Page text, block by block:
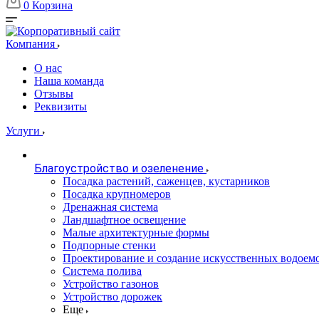
0 Корзина
Компания
О нас
Наша команда
Отзывы
Реквизиты
Услуги
Благоустройство и озеленение
Посадка растений, саженцев, кустарников
Посадка крупномеров
Дренажная система
Ландшафтное освещение
Малые архитектурные формы
Подпорные стенки
Проектирование и создание искусственных
Система полива
Устройство газонов
Устройство дорожек
Еще